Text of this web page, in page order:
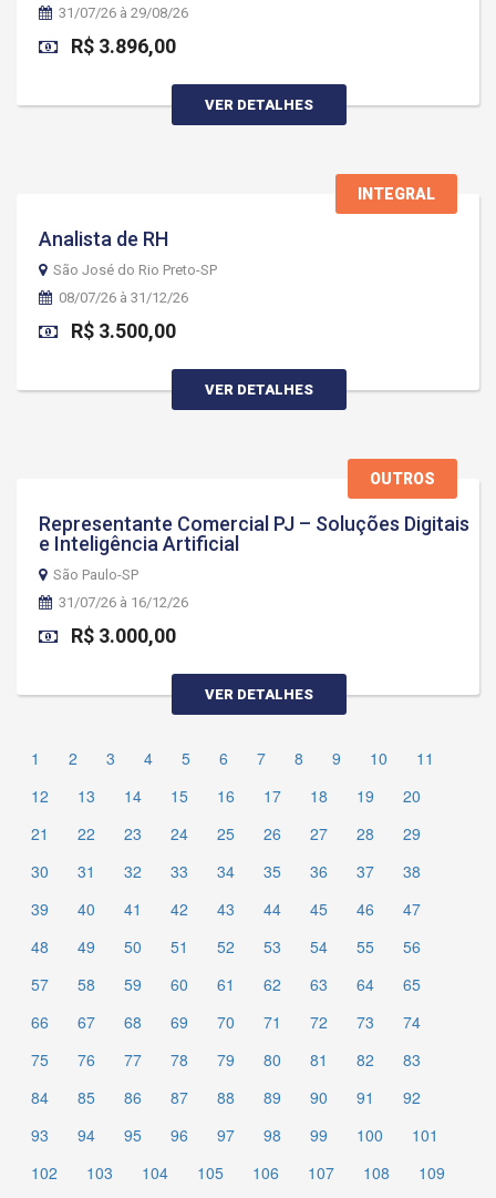
31/07/26 à 29/08/26
R$ 3.896,00
VER DETALHES
INTEGRAL
Analista de RH
São José do Rio Preto-SP
08/07/26 à 31/12/26
R$ 3.500,00
VER DETALHES
OUTROS
Representante Comercial PJ – Soluções Digitais
e Inteligência Artificial
São Paulo-SP
31/07/26 à 16/12/26
R$ 3.000,00
VER DETALHES
1 2 3 4 5 6 7 8 9 10
11
12
13 14 15 16 17 18 19
20
21
22 23 24 25 26 27 28
29
30
31 32 33 34 35 36 37
38
39
40 41 42 43 44 45 46
47
48
49 50 51 52 53 54 55
56
57
58 59 60 61 62 63 64
65
66
67 68 69 70 71 72 73
74
75
76 77 78 79 80 81 82
83
84
85 86 87 88 89 90 91
92
93
94 95 96 97 98 99 100
101
102
103 104 105 106 107 108
109